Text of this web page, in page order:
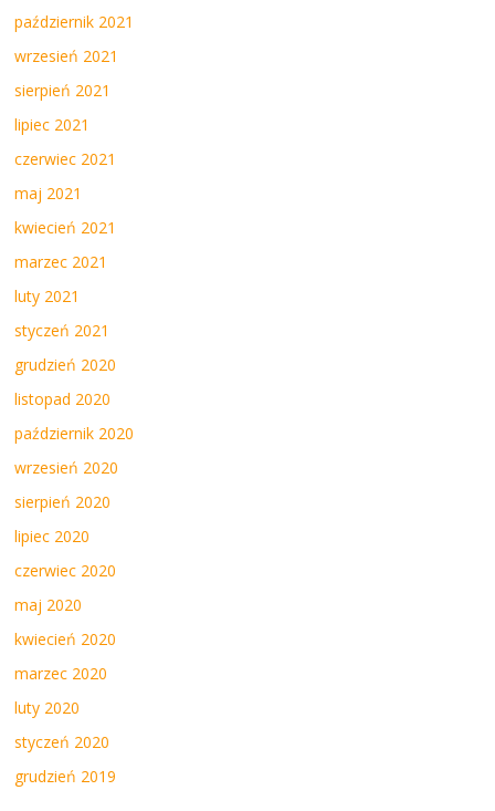
październik 2021
wrzesień 2021
sierpień 2021
lipiec 2021
czerwiec 2021
maj 2021
kwiecień 2021
marzec 2021
luty 2021
styczeń 2021
grudzień 2020
listopad 2020
październik 2020
wrzesień 2020
sierpień 2020
lipiec 2020
czerwiec 2020
maj 2020
kwiecień 2020
marzec 2020
luty 2020
styczeń 2020
grudzień 2019